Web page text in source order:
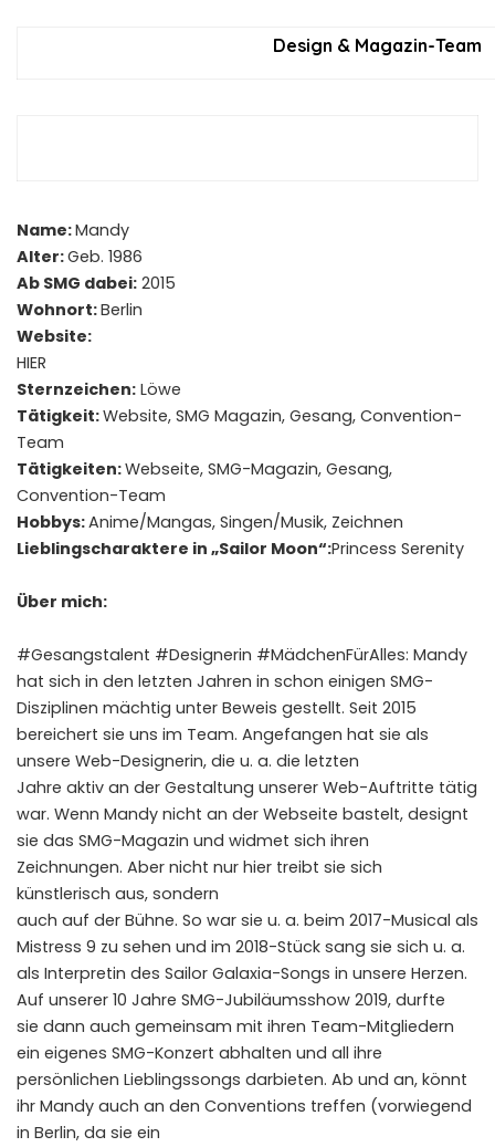
Design & Magazin-Team
Name:Mandy
Alter:Geb. 1986
Ab SMG dabei: 2015
Wohnort:Berlin
Website:
HIER
Sternzeichen: Löwe
Tätigkeit:Website, SMG Magazin, Gesang, Convention-
Team
Tätigkeiten:Webseite, SMG-Magazin, Gesang,
Convention-Team
Hobbys:Anime/Mangas, Singen/Musik, Zeichnen
Lieblingscharaktere in „Sailor Moon“:Princess Serenity
Über mich:
#Gesangstalent #Designerin #MädchenFürAlles: Mandy
hat sich in den letzten Jahren in schon einigen SMG-
Disziplinen mächtig unter Beweis gestellt. Seit 2015
bereichert sie uns im Team. Angefangen hat sie als
unsere Web-Designerin, die u. a. die letzten
Jahre aktiv an der Gestaltung unserer Web-Auftritte tätig
war. Wenn Mandy nicht an der Webseite bastelt, designt
sie das SMG-Magazin und widmet sich ihren
Zeichnungen. Aber nicht nur hier treibt sie sich
künstlerisch aus, sondern
auch auf der Bühne. So war sie u. a. beim 2017-Musical als
Mistress 9 zu sehen und im 2018-Stück sang sie sich u. a.
als Interpretin des Sailor Galaxia-Songs in unsere Herzen.
Auf unserer 10 Jahre SMG-Jubiläumsshow 2019, durfte
sie dann auch gemeinsam mit ihren Team-Mitgliedern
ein eigenes SMG-Konzert abhalten und all ihre
persönlichen Lieblingssongs darbieten. Ab und an, könnt
ihr Mandy auch an den Conventions treffen (vorwiegend
in Berlin, da sie ein